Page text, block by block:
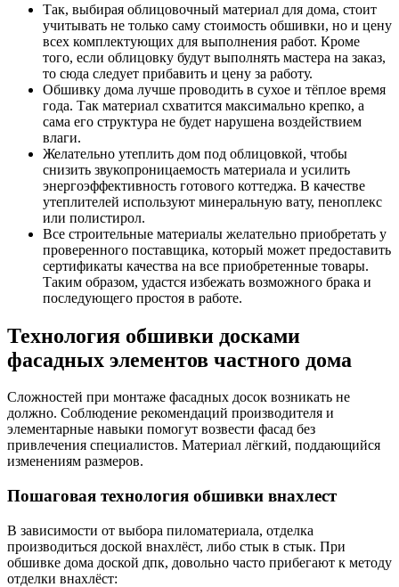
Так, выбирая облицовочный материал для дома, стоит
учитывать не только саму стоимость обшивки, но и цену
всех комплектующих для выполнения работ. Кроме
того, если облицовку будут выполнять мастера на заказ,
то сюда следует прибавить и цену за работу.
Обшивку дома лучше проводить в сухое и тёплое время
года. Так материал схватится максимально крепко, а
сама его структура не будет нарушена воздействием
влаги.
Желательно утеплить дом под облицовкой, чтобы
снизить звукопроницаемость материала и усилить
энергоэффективность готового коттеджа. В качестве
утеплителей используют минеральную вату, пеноплекс
или полистирол.
Все строительные материалы желательно приобретать у
проверенного поставщика, который может предоставить
сертификаты качества на все приобретенные товары.
Таким образом, удастся избежать возможного брака и
последующего простоя в работе.
Технология обшивки досками
фасадных элементов частного дома
Сложностей при монтаже фасадных досок возникать не
должно. Соблюдение рекомендаций производителя и
элементарные навыки помогут возвести фасад без
привлечения специалистов. Материал лёгкий, поддающийся
изменениям размеров.
Пошаговая технология обшивки внахлест
В зависимости от выбора пиломатериала, отделка
производиться доской внахлёст, либо стык в стык. При
обшивке дома доской дпк, довольно часто прибегают к методу
отделки внахлёст: